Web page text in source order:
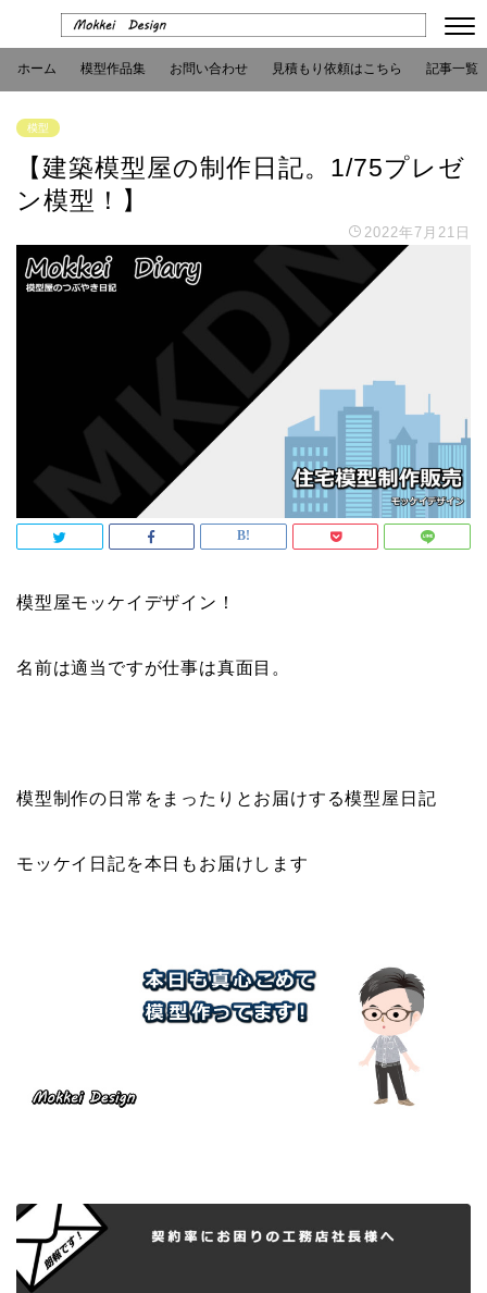
ホーム 模型作品集 お問い合わせ 見積もり依頼はこちら 記事一覧
模型
【建築模型屋の制作日記。1/75プレゼ
ン模型！】
2022年7月21日
模型屋モッケイデザイン！
名前は適当ですが仕事は真面目。
模型制作の日常をまったりとお届けする模型屋日記
モッケイ日記を本日もお届けします